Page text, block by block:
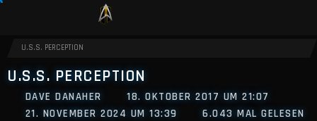
U.S.S. PERCEPTION
U.S.S. PERCEPTION
DAVE DANAHER
18. OKTOBER 2017 UM 21:07
21. NOVEMBER 2024 UM 13:39
6.043 MAL GELESEN